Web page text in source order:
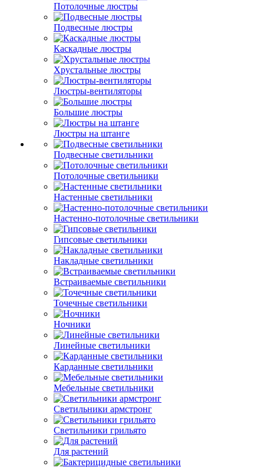
Потолочные люстры
Подвесные люстры
Каскадные люстры
Хрустальные люстры
Люстры-вентиляторы
Большие люстры
Люстры на штанге
Подвесные светильники
Потолочные светильники
Настенные светильники
Настенно-потолочные светильники
Гипсовые светильники
Накладные светильники
Встраиваемые светильники
Точечные светильники
Ночники
Линейные светильники
Карданные светильники
Мебельные светильники
Светильники армстронг
Светильники грильято
Для растений